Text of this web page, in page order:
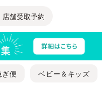
店舗受取予約
ぎ便 ベビー＆キッズ